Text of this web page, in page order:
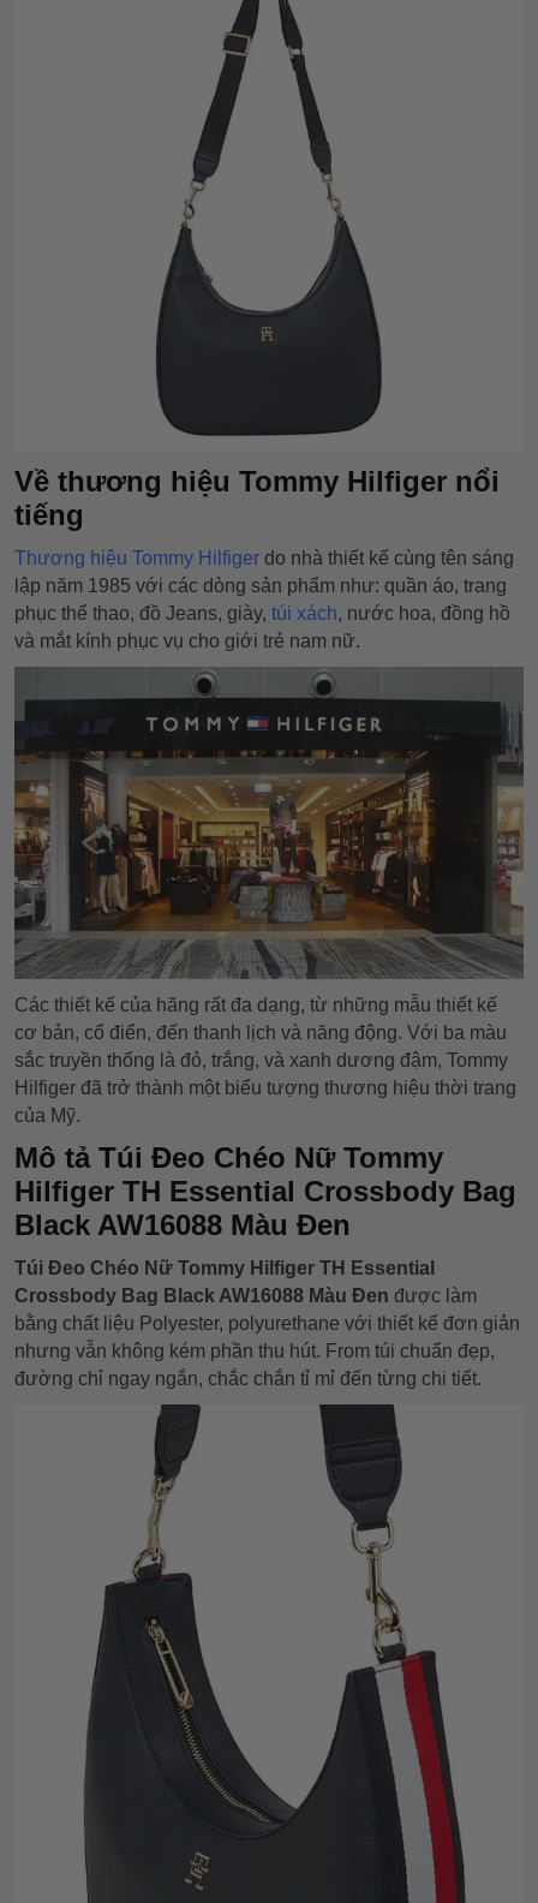
Về thương hiệu Tommy Hilfiger nổi
tiếng
Thương hiệu Tommy Hilfiger do nhà thiết kế cùng tên sáng
lập năm 1985 với các dòng sản phẩm như: quần áo, trang
phục thể thao, đồ Jeans, giày, túi xách, nước hoa, đồng hồ
và mắt kính phục vụ cho giới trẻ nam nữ.
Các thiết kế của hãng rất đa dạng, từ những mẫu thiết kế
cơ bản, cổ điển, đến thanh lịch và năng động. Với ba màu
sắc truyền thống là đỏ, trắng, và xanh dương đậm, Tommy
Hilfiger đã trở thành một biểu tượng thương hiệu thời trang
của Mỹ.
Mô tả Túi Đeo Chéo Nữ Tommy
Hilfiger TH Essential Crossbody Bag
Black AW16088 Màu Đen
Túi Đeo Chéo Nữ Tommy Hilfiger TH Essential
Crossbody Bag Black AW16088 Màu Đen được làm
bằng chất liệu Polyester, polyurethane với thiết kế đơn giản
nhưng vẫn không kém phần thu hút. From túi chuẩn đẹp,
đường chỉ ngay ngắn, chắc chắn tỉ mỉ đến từng chi tiết.